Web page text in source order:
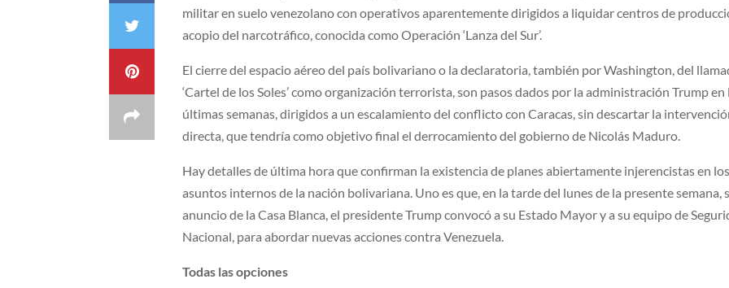
militar en suelo venezolano con operativos aparentemente dirigidos a liquidar centros de
acopio del narcotráfico, conocida como Operación ‘Lanza del Sur’.
El cierre del espacio aéreo del país bolivariano o la declaratoria, también por Washington, del
‘Cartel de los Soles’ como organización terrorista, son pasos dados por la administración Trump en
últimas semanas, dirigidos a un escalamiento del conflicto con Caracas, sin descartar la
directa, que tendría como objetivo final el derrocamiento del gobierno de Nicolás Maduro.
Hay detalles de última hora que confirman la existencia de planes abiertamente injerencistas en los
asuntos internos de la nación bolivariana. Uno es que, en la tarde del lunes de la presente semana,
anuncio de la Casa Blanca, el presidente Trump convocó a su Estado Mayor y a su equipo de
Nacional, para abordar nuevas acciones contra Venezuela.
Todas las opciones